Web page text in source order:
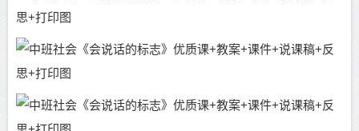
media2.mp4
media4.mp4